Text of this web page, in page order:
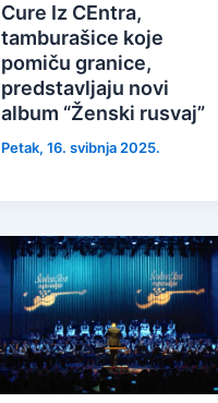
Cure Iz CEntra,
tamburašice koje
pomiču granice,
predstavljaju novi
album “Ženski rusvaj”
Petak, 16. svibnja 2025.